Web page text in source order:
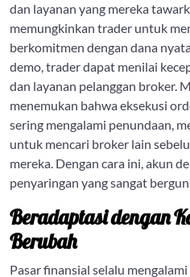
dan layanan yang mereka
memungkinkan trader untuk
berkomitmen dengan dana
demo, trader dapat menilai
dan layanan pelanggan broker.
menemukan bahwa eksekusi
sering mengalami penundaan,
untuk mencari broker lain
mereka. Dengan cara ini, akun
penyaringan yang sangat
Beradaptasi dengan
Berubah
Pasar finansial selalu